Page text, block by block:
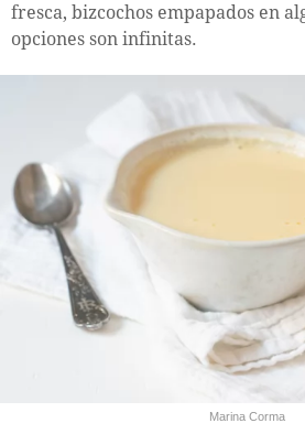
fresca, bizcochos empapados en
opciones son infinitas.
Marina Corma